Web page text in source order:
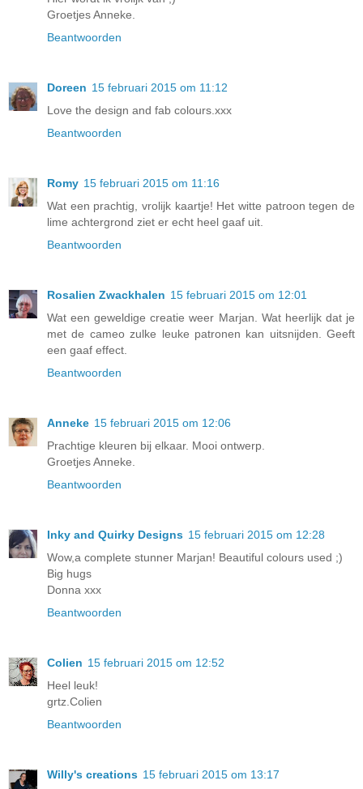
Groetjes Anneke.
Beantwoorden
Doreen 15 februari 2015 om 11:12
Love the design and fab colours.xxx
Beantwoorden
Romy 15 februari 2015 om 11:16
Wat een prachtig, vrolijk kaartje! Het witte patroon tegen de
lime achtergrond ziet er echt heel gaaf uit.
Beantwoorden
Rosalien Zwackhalen 15 februari 2015 om 12:01
Wat een geweldige creatie weer Marjan. Wat heerlijk dat je
met de cameo zulke leuke patronen kan uitsnijden. Geeft
een gaaf effect.
Beantwoorden
Anneke 15 februari 2015 om 12:06
Prachtige kleuren bij elkaar. Mooi ontwerp.
Groetjes Anneke.
Beantwoorden
Inky and Quirky Designs 15 februari 2015 om 12:28
Wow,a complete stunner Marjan! Beautiful colours used ;)
Big hugs
Donna xxx
Beantwoorden
Colien 15 februari 2015 om 12:52
Heel leuk!
grtz.Colien
Beantwoorden
Willy's creations 15 februari 2015 om 13:17